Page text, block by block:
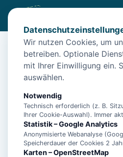
Diese Unterkunft
buchbar
Unterkünfte in der Nähe
Bubble Hotel
Wir nutzen Cookies, um
betreiben. Optionale
mit Ihrer Einwilligung ein.
auswählen.
Notwendig
Technisch erforderlich (z. B.
Ihrer Cookie-Auswahl). Immer
Statistik – Google Analytics
Anonymisierte Webanalyse
Speicherdauer der Cookies 2
Karten – OpenStreetMap